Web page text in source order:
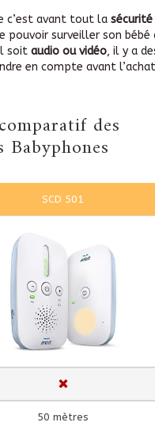
c’est avant tout la sécurité
pouvoir surveiller son bébé
soit audio ou vidéo, il y a
en compte avant l’achat
des
SCD 501
50 mètres